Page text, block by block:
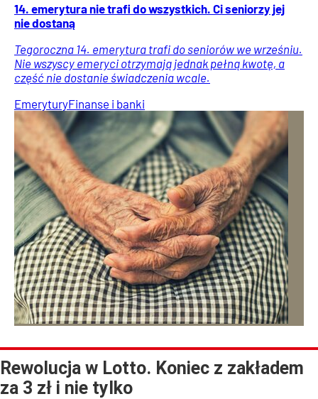
14. emerytura nie trafi do wszystkich. Ci seniorzy jej
nie dostaną
Tegoroczna 14. emerytura trafi do seniorów we wrześniu.
Nie wszyscy emeryci otrzymają jednak pełną kwotę, a
część nie dostanie świadczenia wcale.
EmeryturyFinanse i banki
Rewolucja w Lotto. Koniec z zakładem
za 3 zł i nie tylko